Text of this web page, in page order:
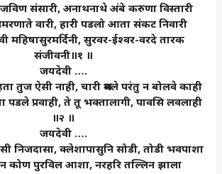
संसारी, अनाथनाथे अंबे करुणा विस्तारी
वारी, हारी पडलो आता संकट निवारी
महिषासुरमर्दिनी, सुरवर-ईश्वर-वरदे तारक
संजीवनी॥१ ॥
जयदेवी ….
तुज ऐसी नाही, चारी श्रमले परंतु न बोलवे काही
पडले प्रवाही, ते तू भक्तालागी, पावसि लवलाही
॥२ ॥
जयदेवी ….
निजदासा, क्लेशापासुनि सोडी, तोडी भवपाशा
कोण पुरविल आशा, नरहरि तल्लिन झाला